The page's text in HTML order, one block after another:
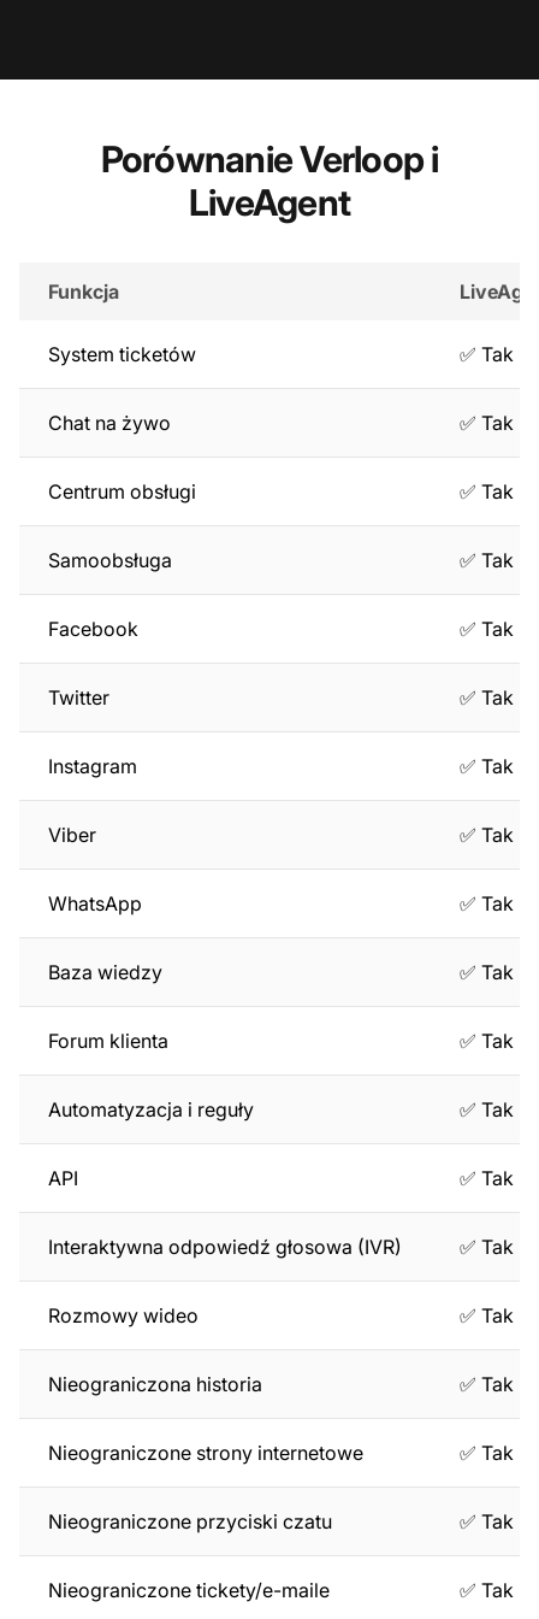
Porównanie Verloop i
LiveAgent
Funkcja
System ticketów ✅ Tak
Chat na żywo ✅ Tak
Centrum obsługi ✅ Tak
Samoobsługa ✅ Tak
Facebook ✅ Tak
Twitter ✅ Tak
Instagram ✅ Tak
Viber ✅ Tak
WhatsApp ✅ Tak
Baza wiedzy ✅ Tak
Forum klienta ✅ Tak
Automatyzacja i reguły ✅ Tak
API ✅ Tak
Interaktywna odpowiedź głosowa (IVR) ✅ Tak
Rozmowy wideo ✅ Tak
Nieograniczona historia ✅ Tak
Nieograniczone strony internetowe ✅ Tak
Nieograniczone przyciski czatu ✅ Tak
Nieograniczone tickety/e-maile ✅ Tak